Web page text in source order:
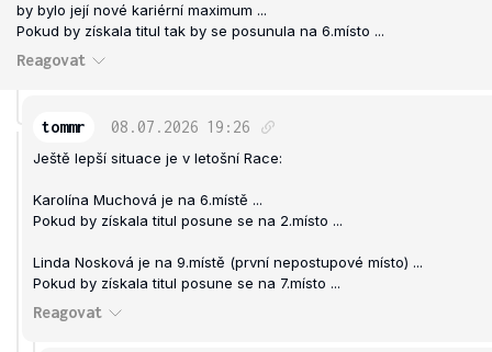
by bylo její nové kariérní maximum ...
Pokud by získala titul tak by se posunula na 6.místo ...
Reagovat
tommr 08.07.2026 19:26
Ještě lepší situace je v letošní Race:
Karolína Muchová je na 6.místě ...
Pokud by získala titul posune se na 2.místo ...
Linda Nosková je na 9.místě (první nepostupové místo) ...
Pokud by získala titul posune se na 7.místo ...
Reagovat